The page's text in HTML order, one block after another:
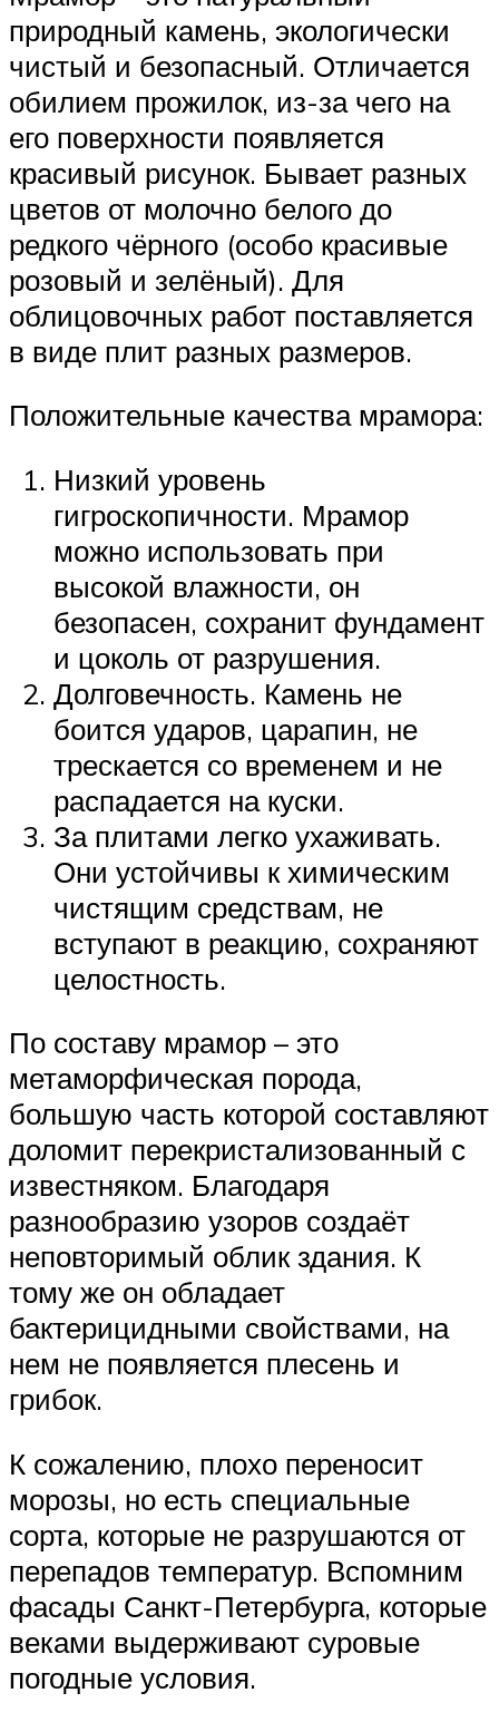
природный камень, экологически
чистый и безопасный. Отличается
обилием прожилок, из-за чего на
его поверхности появляется
красивый рисунок. Бывает разных
цветов от молочно белого до
редкого чёрного (особо красивые
розовый и зелёный). Для
облицовочных работ поставляется
в виде плит разных размеров.
Положительные качества мрамора:
Низкий уровень
гигроскопичности. Мрамор
можно использовать при
высокой влажности, он
безопасен, сохранит фундамент
и цоколь от разрушения.
Долговечность. Камень не
боится ударов, царапин, не
трескается со временем и не
распадается на куски.
За плитами легко ухаживать.
Они устойчивы к химическим
чистящим средствам, не
вступают в реакцию, сохраняют
целостность.
По составу мрамор – это
метаморфическая порода,
большую часть которой составляют
доломит перекристализованный с
известняком. Благодаря
разнообразию узоров создаёт
неповторимый облик здания. К
тому же он обладает
бактерицидными свойствами, на
нем не появляется плесень и
грибок.
К сожалению, плохо переносит
морозы, но есть специальные
сорта, которые не разрушаются от
перепадов температур. Вспомним
фасады Санкт-Петербурга, которые
веками выдерживают суровые
погодные условия.